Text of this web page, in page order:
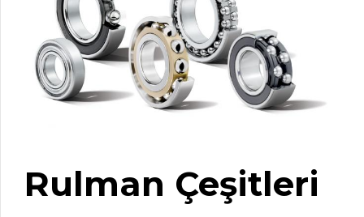
Rulman Çeşitleri